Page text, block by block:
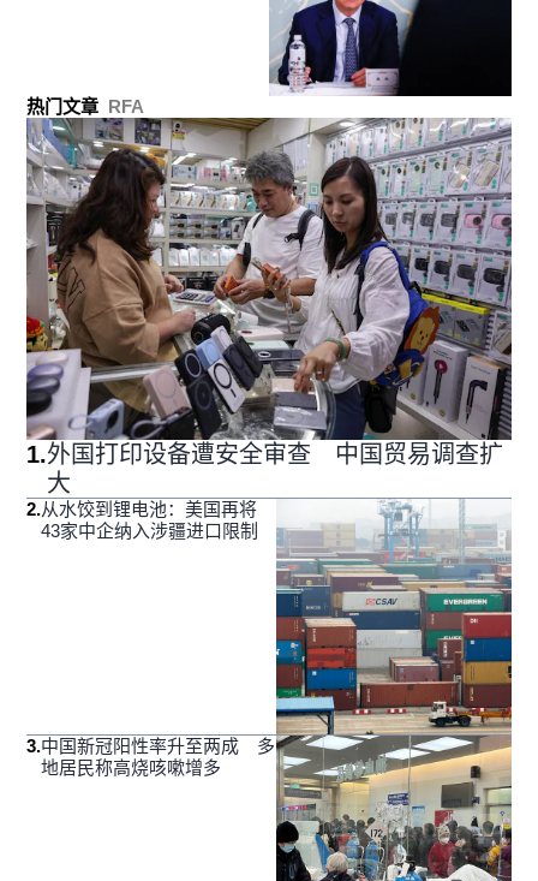
热门文章 RFA
1.外国打印设备遭安全审查 中国贸易调查扩
大
2.从水饺到锂电池：美国再将
43家中企纳入涉疆进口限制
3.中国新冠阳性率升至两成 多
地居民称高烧咳嗽增多